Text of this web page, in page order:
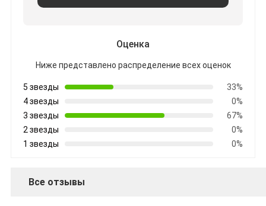
Оценка
Ниже представлено распределение всех оценок
5 звезды
33%
4 звезды
0%
3 звезды
67%
2 звезды
0%
1 звезды
0%
Все отзывы